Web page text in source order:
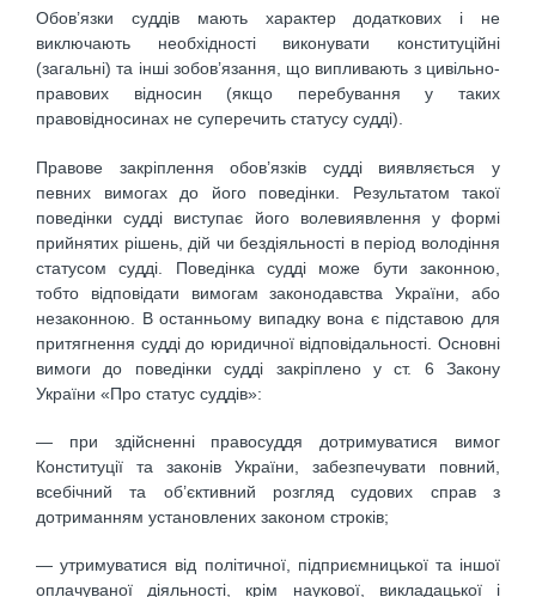
Обов’язки суддів мають характер додаткових і не
виключають необхідності виконувати конституційні
(загальні) та інші зобов’язання, що випливають з цивільно-
правових відносин (якщо перебування у таких
правовідносинах не суперечить статусу судді).
Правове закріплення обов’язків судді виявляється у
певних вимогах до його поведінки. Результатом такої
поведінки судді виступає його волевиявлення у формі
прийнятих рішень, дій чи бездіяльності в період володіння
статусом судді. Поведінка судді може бути законною,
тобто відповідати вимогам законодавства України, або
незаконною. В останньому випадку вона є підставою для
притягнення судді до юридичної відповідальності. Основні
вимоги до поведінки судді закріплено у ст. 6 Закону
України «Про статус суддів»:
— при здійсненні правосуддя дотримуватися вимог
Конституції та законів України, забезпечувати повний,
всебічний та об’єктивний розгляд судових справ з
дотриманням установлених законом строків;
— утримуватися від політичної, підприємницької та іншої
оплачуваної діяльності, крім наукової, викладацької і